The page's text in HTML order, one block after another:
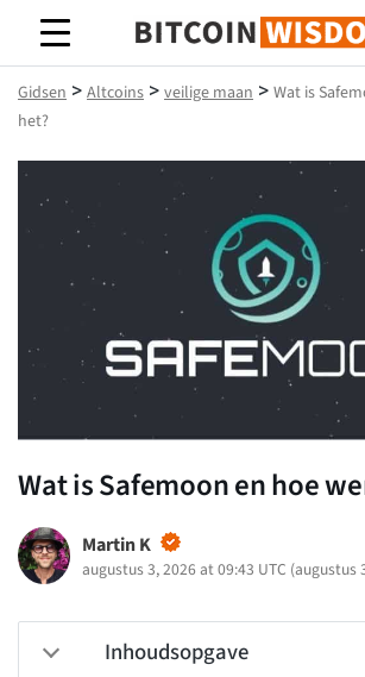
Bitcoin-wijsheid
Gidsen > Altcoins > veilige maan > Wat is
het?
Wat is Safemoon en hoe
Martin K
augustus 3, 2026 at 09:43 UTC (augustus
Inhoudsopgave